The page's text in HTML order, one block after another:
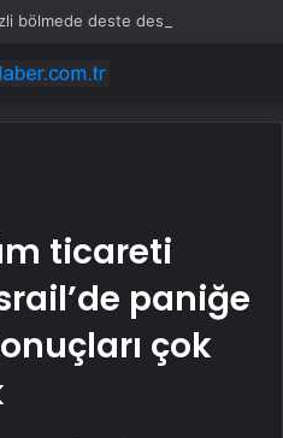
ticareti
paniğe
çok